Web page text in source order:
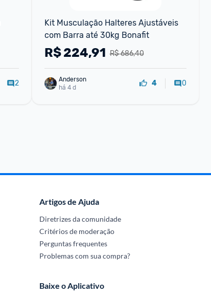
2
Kit Musculação Halteres Ajustáveis
com Barra até 30kg Bonafit
R$ 686,40
R$224,91
Anderson
há 4 d
4 0
Artigos de Ajuda
Diretrizes da comunidade
Critérios de moderação
Perguntas frequentes
Problemas com sua compra?
Baixe o Aplicativo